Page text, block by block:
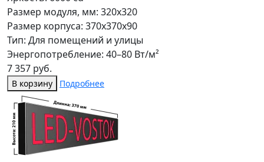
Размер модуля, мм: 320x320
Размер корпуса: 370x370x90
Тип: Для помещений и улицы
Энергопотребление: 40–80 Вт/м²
7 357 руб.
В корзину Подробнее